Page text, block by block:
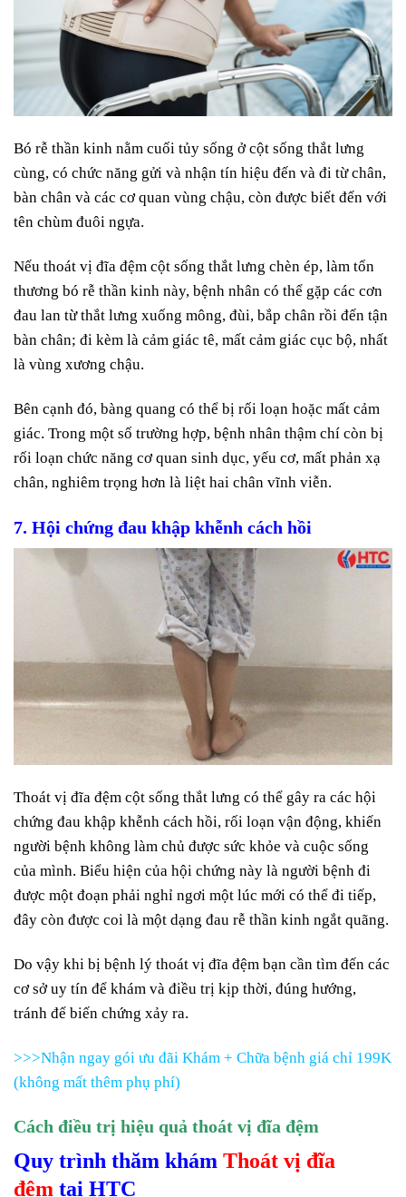
Bó rễ thần kinh nằm cuối tủy sống ở cột sống thắt lưng
cùng, có chức năng gửi và nhận tín hiệu đến và đi từ chân,
bàn chân và các cơ quan vùng chậu, còn được biết đến với
tên chùm đuôi ngựa.
Nếu thoát vị đĩa đệm cột sống thắt lưng chèn ép, làm tổn
thương bó rễ thần kinh này, bệnh nhân có thể gặp các cơn
đau lan từ thắt lưng xuống mông, đùi, bắp chân rồi đến tận
bàn chân; đi kèm là cảm giác tê, mất cảm giác cục bộ, nhất
là vùng xương chậu.
Bên cạnh đó, bàng quang có thể bị rối loạn hoặc mất cảm
giác. Trong một số trường hợp, bệnh nhân thậm chí còn bị
rối loạn chức năng cơ quan sinh dục, yếu cơ, mất phản xạ
chân, nghiêm trọng hơn là liệt hai chân vĩnh viễn.
7. Hội chứng đau khập khễnh cách hồi
Thoát vị đĩa đệm cột sống thắt lưng có thể gây ra các hội
chứng đau khập khễnh cách hồi, rối loạn vận động, khiến
người bệnh không làm chủ được sức khỏe và cuộc sống
của mình. Biểu hiện của hội chứng này là người bệnh đi
được một đoạn phải nghỉ ngơi một lúc mới có thể đi tiếp,
đây còn được coi là một dạng đau rễ thần kinh ngắt quãng.
Do vậy khi bị bệnh lý thoát vị đĩa đệm bạn cần tìm đến các
cơ sở uy tín để khám và điều trị kịp thời, đúng hướng,
tránh để biến chứng xảy ra.
>>>Nhận ngay gói ưu đãi Khám + Chữa bệnh giá chỉ 199K
(không mất thêm phụ phí)
Cách điều trị hiệu quả thoát vị đĩa đệm
Quy trình thăm khám Thoát vị đĩa
đệm tại HTC